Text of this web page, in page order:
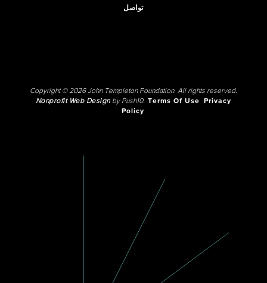
تواصل
Copyright © 2026 John Templeton Foundation. All rights reserved.
Nonprofit Web Designby Push10. Terms Of Use
Privacy
Policy